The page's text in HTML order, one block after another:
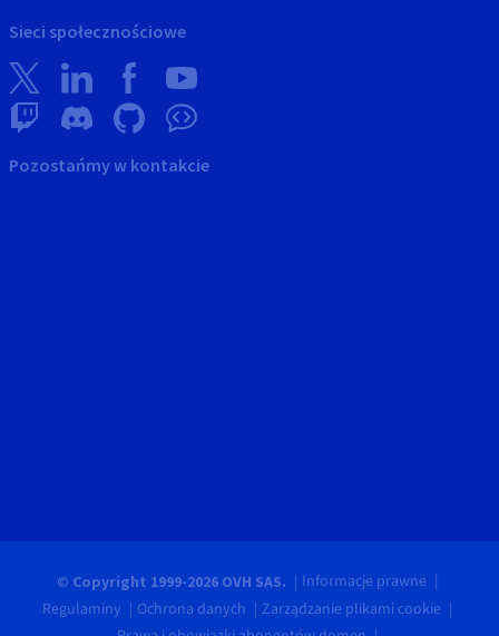
Sieci społecznościowe
Pozostańmy w kontakcie
© Copyright 1999-2026 OVH SAS.
Informacje prawne
Regulaminy
Ochrona danych
Zarządzanie plikami cookie